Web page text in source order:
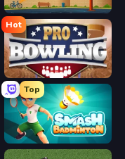
Basketball Shot
Hot
Pro Bowling 3D
Top
Smash Badminton